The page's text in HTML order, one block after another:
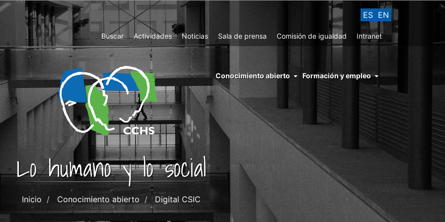
ES EN
Top
Menu
Buscar Actividades Noticias Sala de prensa Comisión de igualdad Intranet
menu
right
cchs
conocimiento
abierto
Conocimiento abierto Formación y empleo
Lo humano y lo social
Inicio Conocimiento abierto Digital CSIC